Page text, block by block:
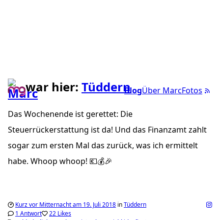
BlogÜber MarcFotos
war hier: Tüddern
Das Wochenende ist gerettet: Die
Steuerrückerstattung ist da! Und das Finanzamt zahlt
sogar zum ersten Mal das zurück, was ich ermittelt
habe. Whoop whoop! 💶💰🎉
Kurz vor Mitternacht am 19. Juli 2018 inTüddern
1 Antwort
22 Likes